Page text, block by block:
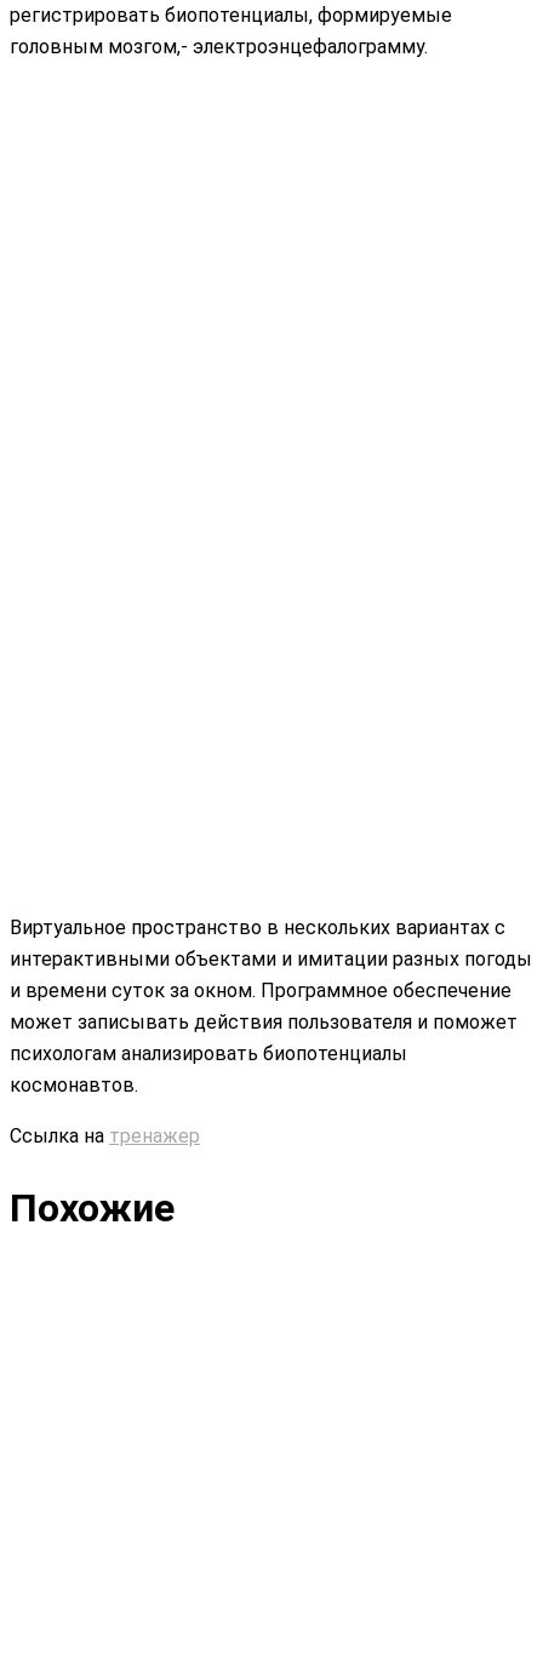
регистрировать биопотенциалы, формируемые
головным мозгом,- электроэнцефалограмму.
Виртуальное пространство в нескольких вариантах с
интерактивными объектами и имитации разных погоды
и времени суток за окном. Программное обеспечение
может записывать действия пользователя и поможет
психологам анализировать биопотенциалы
космонавтов.
Ссылка на тренажер
Похожие